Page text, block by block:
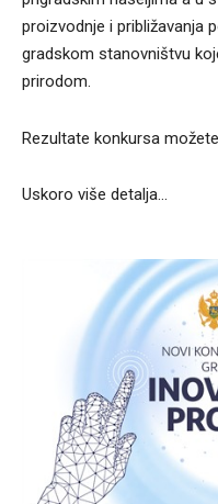
proizvodnje i približavanja
gradskom stanovništvu
prirodom.
Rezultate konkursa
Uskoro više detalja…